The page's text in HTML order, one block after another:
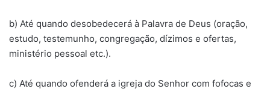
b) Até quando desobedecerá à Palavra de Deus (oração,
estudo, testemunho, congregação, dízimos e ofertas,
ministério pessoal etc.).
c) Até quando ofenderá a igreja do Senhor com fofocas e